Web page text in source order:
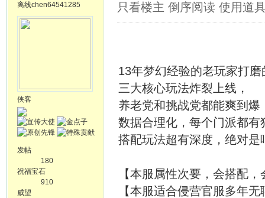
离线chen64541285
侠客
发帖
180
祝福宝石
910
威望
只看楼主 倒序阅读 使用道
13年梦幻经验的老玩家打
三大核心玩法炸裂上线，
养老党和挑战党都能爽到爆
数据合理化，每个门派都有
搭配玩法超有深度，绝对
【本服属性次要，会搭配
【本服适合侵营官服多年